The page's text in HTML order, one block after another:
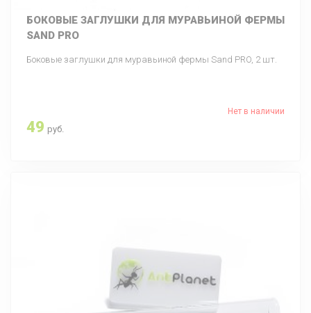
БОКОВЫЕ ЗАГЛУШКИ ДЛЯ МУРАВЬИНОЙ ФЕРМЫ
SAND PRO
Боковые заглушки для муравьиной фермы Sand PRO, 2 шт.
49 руб.
Нет в наличии